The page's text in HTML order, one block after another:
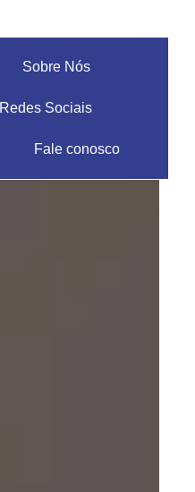
Sobre Nós
Redes Sociais
Fale conosco